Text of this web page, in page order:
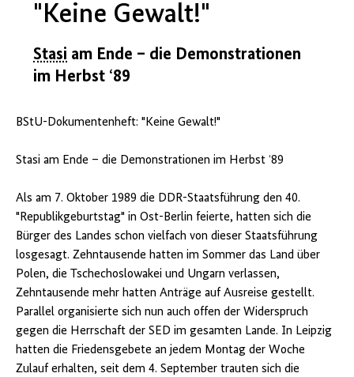
"Keine Gewalt!"
Stasi am Ende – die Demonstrationen
im Herbst ‘89
BStU-Dokumentenheft: "Keine Gewalt!"
Stasi am Ende – die Demonstrationen im Herbst ‘89
Als am 7. Oktober 1989 die DDR-Staatsführung den 40.
"Republikgeburtstag" in Ost-Berlin feierte, hatten sich die
Bürger des Landes schon vielfach von dieser Staatsführung
losgesagt. Zehntausende hatten im Sommer das Land über
Polen, die Tschechoslowakei und Ungarn verlassen,
Zehntausende mehr hatten Anträge auf Ausreise gestellt.
Parallel organisierte sich nun auch offen der Widerspruch
gegen die Herrschaft der SED im gesamten Lande. In Leipzig
hatten die Friedensgebete an jedem Montag der Woche
Zulauf erhalten, seit dem 4. September trauten sich die